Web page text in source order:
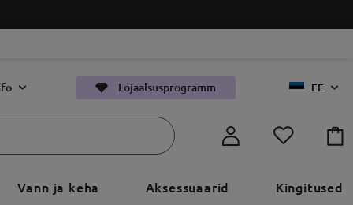
Lojaalsusprogramm EE
Vann ja keha Aksessuaarid Kingitused